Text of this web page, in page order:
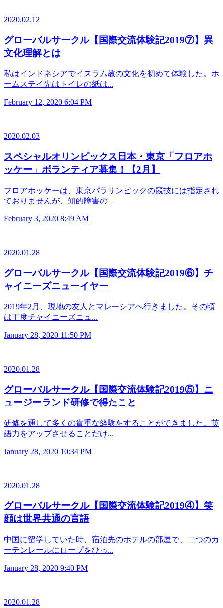
2020.02.12
グローバルサークル【国際交流体験記2019⑦】異
文化理解とは
私はインドネシアでイスラム教の文化を初めて体験した。ホ
ームステイ先はトイレの紙は...
February 12, 2020 6:04 PM
2020.02.03
スペシャルオリンピックス日本・東京「フロアホ
ッケー」ボランティア募集！【2月】
フロアホッケーは、東京パラリンピックの競技には指定され
ておりませんが、知的障害の...
February 3, 2020 8:49 AM
2020.01.28
グローバルサークル【国際交流体験記2019⑥】チ
ャイニーズニューイヤー
2019年2月、現地の友人とマレーシアへ行きました。その頃
は丁度チャイニーズニュ...
January 28, 2020 11:50 PM
2020.01.28
グローバルサークル【国際交流体験記2019⑤】ニ
ュージーランド研修で得たこと
研修を通して多くの貴重な経験をすることができました。英
語力をアップさせることだけ...
January 28, 2020 10:34 PM
2020.01.28
グローバルサークル【国際交流体験記2019④】笑
顔は世界共通の言語
中国に留学していた時、宿泊先のホテルの部屋で、二つのカ
ーテンレールにロープをひっ...
January 28, 2020 9:40 PM
2020.01.28